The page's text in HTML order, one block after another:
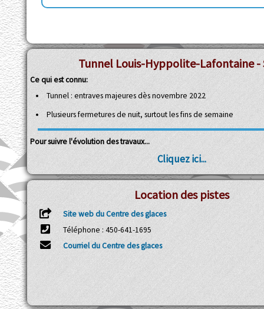
Tunnel Louis-Hyppolite-Lafontaine -
Ce qui est connu:
Tunnel : entraves majeures dès novembre 2022
Plusieurs fermetures de nuit, surtout les fins de semaine
Pour suivre l'évolution des travaux...
Cliquez ici...
Location des pistes
Site web du Centre des glaces
Téléphone : 450-641-1695
Courriel du Centre des glaces